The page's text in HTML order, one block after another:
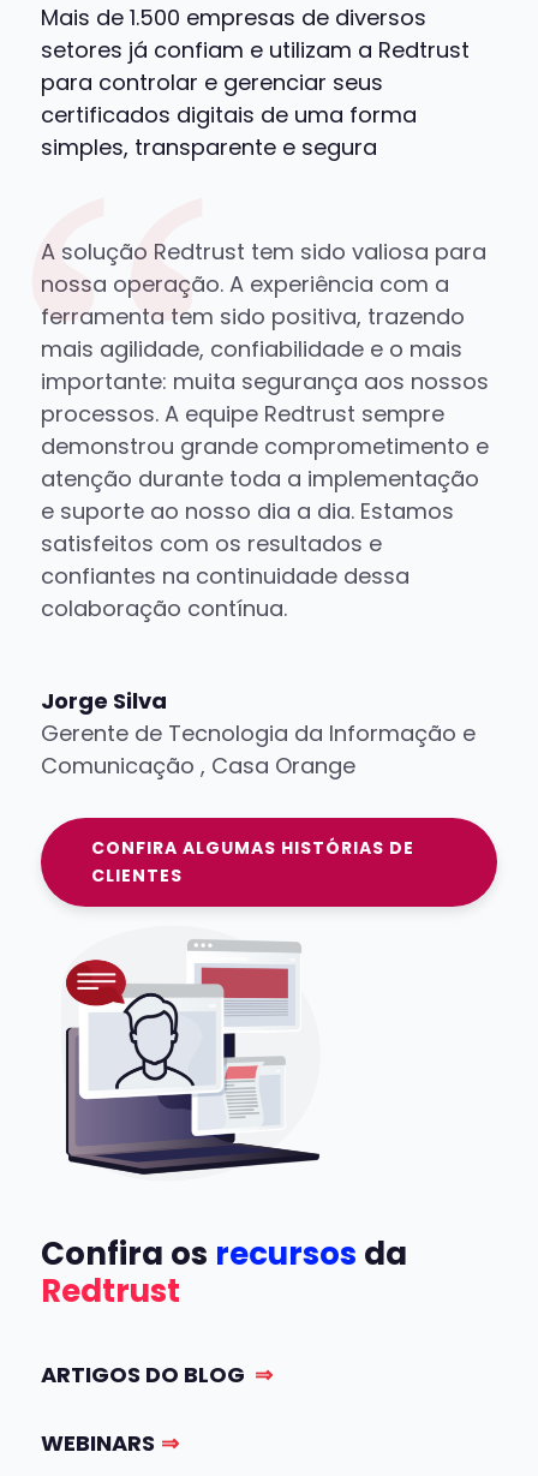
Mais de 1.500 empresas de diversos
setores já confiam e utilizam a Redtrust
para controlar e gerenciar seus
certificados digitais de uma forma
simples, transparente e segura
A solução Redtrust tem sido valiosa para
nossa operação. A experiência com a
ferramenta tem sido positiva, trazendo
mais agilidade, confiabilidadee o mais
importante: muita segurança aos nossos
processos. A equipe Redtrust sempre
demonstrou grande comprometimento e
atenção durante toda a implementação
e suporte ao nosso dia a dia. Estamos
satisfeitos com os resultados e
confiantes na continuidade dessa
colaboração contínua.
Jorge Silva
Gerente de Tecnologia da Informação e
Comunicação , Casa Orange
CONFIRA ALGUMAS HISTÓRIAS DE
CLIENTES
Confira os recursos da
Redtrust
ARTIGOS DO BLOG ⇒
WEBINARS ⇒